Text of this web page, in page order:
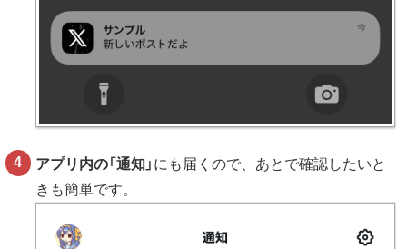
アプリ内の「通知」 にも届くので、あとで確認したいと
きも簡単です。